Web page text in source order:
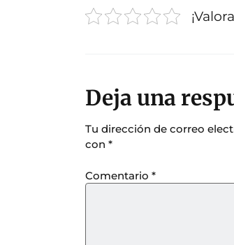
Deja una
Tu dirección de correo
con *
Comentario *